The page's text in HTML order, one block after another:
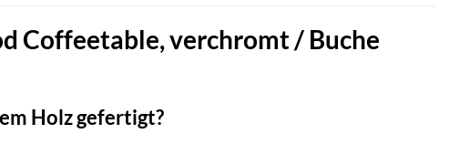
Coffeetable, verchromt / Buche
Holz gefertigt?